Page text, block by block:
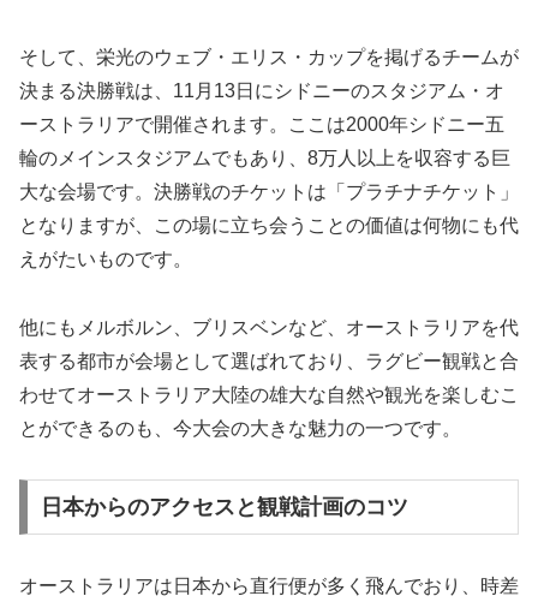
そして、栄光のウェブ・エリス・カップを掲げるチームが
決まる決勝戦は、11月13日にシドニーのスタジアム・オ
ーストラリアで開催されます。ここは2000年シドニー五
輪のメインスタジアムでもあり、8万人以上を収容する巨
大な会場です。決勝戦のチケットは「プラチナチケット」
となりますが、この場に立ち会うことの価値は何物にも代
えがたいものです。
他にもメルボルン、ブリスベンなど、オーストラリアを代
表する都市が会場として選ばれており、ラグビー観戦と合
わせてオーストラリア大陸の雄大な自然や観光を楽しむこ
とができるのも、今大会の大きな魅力の一つです。
日本からのアクセスと観戦計画のコツ
オーストラリアは日本から直行便が多く飛んでおり、時差